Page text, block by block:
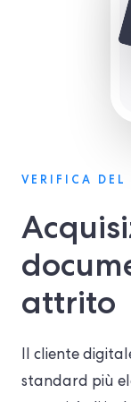
VERIFICA
attrito
Il cliente
standard più